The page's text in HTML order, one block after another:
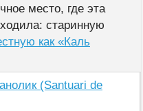
место, где эта
старинную
как «Каль
(Santuari de